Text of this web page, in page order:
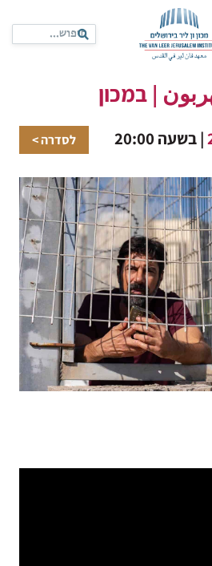
| במכון
לסדרה > | בשעה 20:00